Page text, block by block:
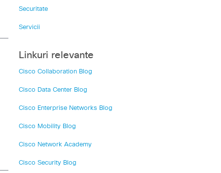
Securitate
Servicii
Linkuri relevante
Cisco Collaboration Blog
Cisco Data Center Blog
Cisco Enterprise Networks Blog
Cisco Mobility Blog
Cisco Network Academy
Cisco Security Blog